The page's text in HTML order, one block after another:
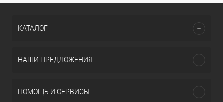
КАТАЛОГ
НАШИ ПРЕДЛОЖЕНИЯ
ПОМОЩЬ И СЕРВИСЫ